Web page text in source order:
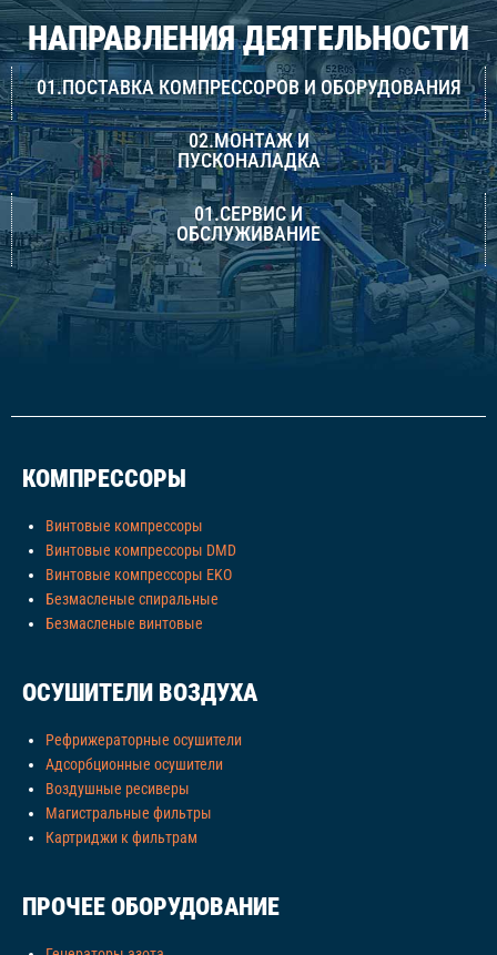
НАПРАВЛЕНИЯ ДЕЯТЕЛЬНОСТИ
01.ПОСТАВКА КОМПРЕССОРОВ И ОБОРУДОВАНИЯ
02.МОНТАЖ И
ПУСКОНАЛАДКА
01.СЕРВИС И
ОБСЛУЖИВАНИЕ
КОМПРЕССОРЫ
Винтовые компрессоры
Винтовые компрессоры DMD
Винтовые компрессоры EKO
Безмасленые спиральные
Безмасленые винтовые
ОСУШИТЕЛИ ВОЗДУХА
Рефрижераторные осушители
Адсорбционные осушители
Воздушные ресиверы
Магистральные фильтры
Картриджи к фильтрам
ПРОЧЕЕ ОБОРУДОВАНИЕ